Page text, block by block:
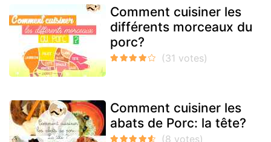
Comment cuisiner les
différents morceaux du
porc?
Comment cuisiner les
abats de Porc: la tête?